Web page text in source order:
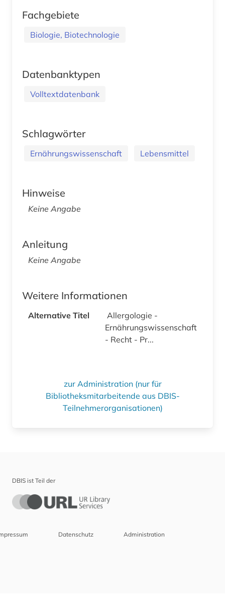
Fachgebiete
Biologie, Biotechnologie
Datenbanktypen
Volltextdatenbank
Schlagwörter
Ernährungswissenschaft Lebensmittel
Hinweise
Keine Angabe
Anleitung
Keine Angabe
Weitere Informationen
Alternative Titel
Allergologie -
Ernährungswissenschaft
- Recht - Pr...
zur Administration (nur für
Bibliotheksmitarbeitende aus DBIS-
Teilnehmerorganisationen)
DBIS ist Teil der
Datenschutz Administration